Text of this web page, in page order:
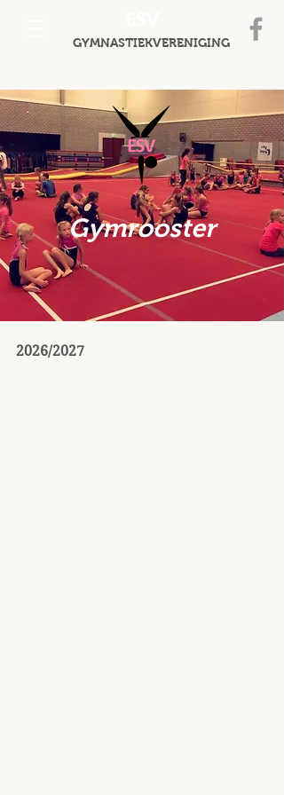
GYMNASTIEKVERENIGING
Gymrooster
2026/2027